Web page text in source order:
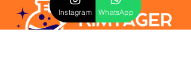
Instagram WhatsApp